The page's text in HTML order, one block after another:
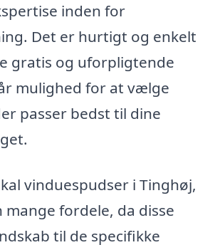
inden for
Det er hurtigt og enkelt
gratis og uforpligtende
mulighed for at vælge
passer bedst til dine
vinduespudser i Tinghøj,
mange fordele, da disse
til de specifikke